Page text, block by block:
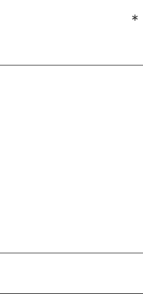
*